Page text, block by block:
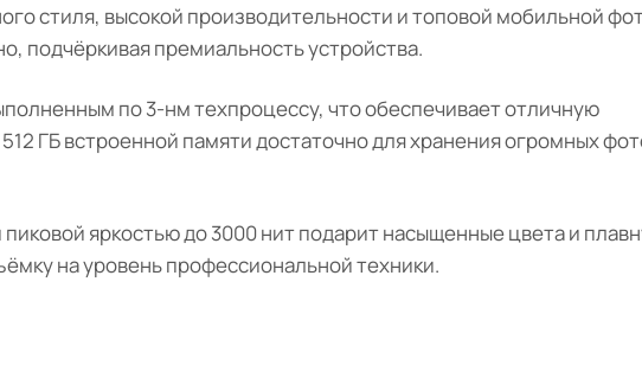
стиля, высокой производительности и топовой мобильной
подчёркивая премиальность устройства.
по 3-нм техпроцессу, что обеспечивает отличную
ГБ встроенной памяти достаточно для хранения огромных
яркостью до 3000 нит подарит насыщенные цвета и
на уровень профессиональной техники.